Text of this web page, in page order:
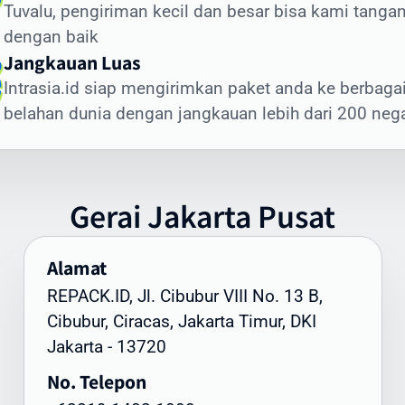
Intrasia.id menawarkan layanan khusus untuk cara
ke Tuvalu yang aman dan terjamin:
Dokumen yang Sering Dikirim ke Tuvalu:
legal dan kontrak bisnis
Dokumen teknis dan spesifikasi produk
Layanan Dokumen Intrasia.id:
Pengiriman express prioritas
Pelacakan end-to-end
Kemasan khusus tahan air
Penanganan oleh staf terlatih
Jaminan keamanan dan kerahasiaan
Tuvalu, pengiriman kecil dan besar bisa kami
dengan baik
Jangkauan Luas
Intrasia.id siap mengirimkan paket anda ke berbagai
belahan dunia dengan jangkauan lebih dari 200
Gerai Jakarta Pusat
Alamat
REPACK.ID, Jl. Cibubur VIII No. 13 B,
Cibubur, Ciracas, Jakarta Timur, DKI
Jakarta - 13720
No. Telepon